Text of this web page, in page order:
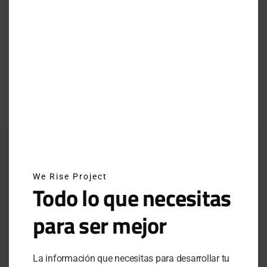
We Rise Project
Todo lo que necesitas
para ser mejor
La información que necesitas para desarrollar tu